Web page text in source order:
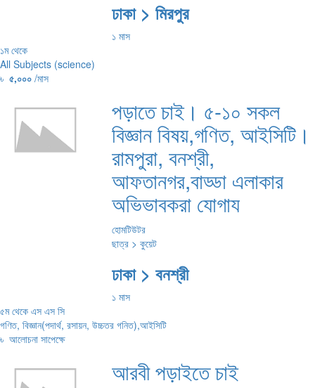
ঢাকা > মিরপুর
১ মাস
১ম থেকে
All Subjects (science)
৳ ৫,০০০ /মাস
পড়াতে চাই। ৫-১০ সকল
বিজ্ঞান বিষয়,গণিত, আইসিটি।
রামপুরা, বনশ্রী,
আফতানগর,বাড্ডা এলাকার
অভিভাবকরা যোগায
হোমটিউটর
ছাত্র > কুয়েট
ঢাকা > বনশ্রী
১ মাস
৫ম থেকে এস এস সি
গণিত, বিজ্ঞান(পদার্থ, রসায়ন, উচ্চতর গনিত),আইসিটি
৳ আলোচনা সাপেক্ষে
আরবী পড়াইতে চাই